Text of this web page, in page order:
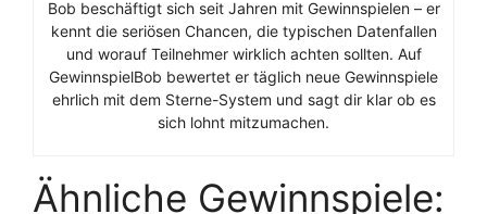
Bob beschäftigt sich seit Jahren mit Gewinnspielen – er
kennt die seriösen Chancen, die typischen Datenfallen
und worauf Teilnehmer wirklich achten sollten. Auf
GewinnspielBob bewertet er täglich neue Gewinnspiele
ehrlich mit dem Sterne-System und sagt dir klar ob es
sich lohnt mitzumachen.
Ähnliche Gewinnspiele: